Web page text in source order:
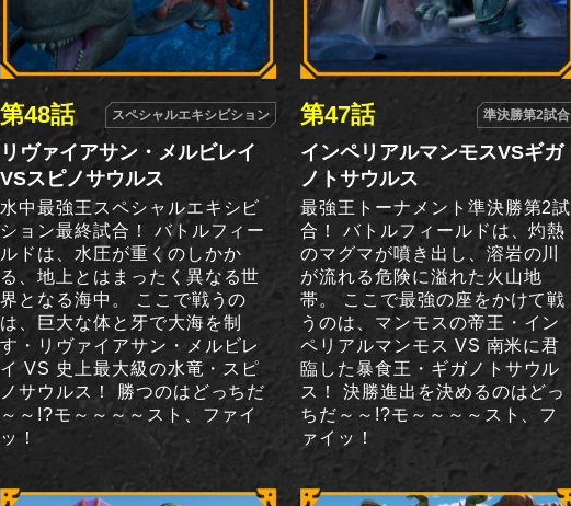
第48話 スペシャルエキシビション
リヴァイアサン・メルビレイ
VSスピノサウルス
水中最強王スペシャルエキシビ
ション最終試合！ バトルフィー
ルドは、水圧が重くのしかか
る、地上とはまったく異なる世
界となる海中。 ここで戦うの
は、巨大な体と牙で大海を制
す・リヴァイアサン・メルビレ
イ VS 史上最大級の水竜・スピ
ノサウルス！ 勝つのはどっちだ
～～!?モ～～～～スト、ファイ
ッ！
第47話 準決勝第2試合
インペリアルマンモスVSギガ
ノトサウルス
最強王トーナメント準決勝第2試
合！ バトルフィールドは、灼熱
のマグマが噴き出し、溶岩の川
が流れる危険に溢れた火山地
帯。 ここで最強の座をかけて戦
うのは、マンモスの帝王・イン
ペリアルマンモス VS 南米に君
臨した暴食王・ギガノトサウル
ス！ 決勝進出を決めるのはどっ
ちだ～～!?モ～～～～スト、フ
ァイッ！